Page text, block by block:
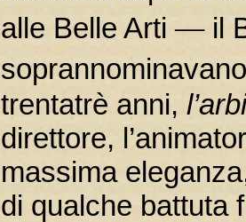
alle Belle Arti— il
trentatrè anni,
direttore,
massima
di qualche battuta